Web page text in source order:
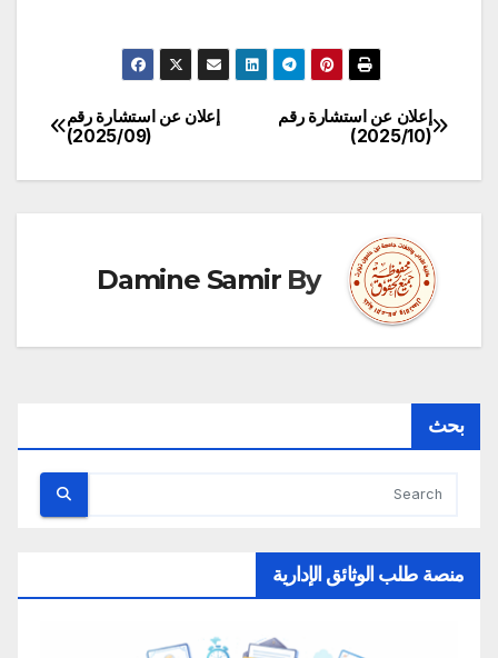
تصفّح
المقالات
إعلان عن استشارة رقم
(2025/09)
إعلان عن استشارة رقم
(2025/10)
By
Damine Samir
بحث
منصة طلب الوثائق الإدارية